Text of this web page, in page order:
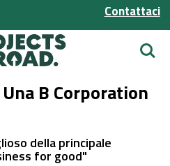
Contattaci
Cerca
B Corporation
della principale
for good"